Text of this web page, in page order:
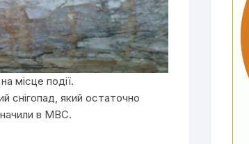
місце події.
снігопад, який остаточно
в МВС.